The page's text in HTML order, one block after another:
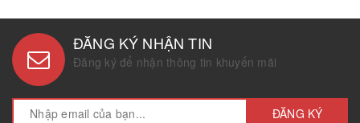
ĐĂNG KÝ NHẬN TIN
Đăng ký để nhận thông tin khuyến mãi
ĐĂNG KÝ